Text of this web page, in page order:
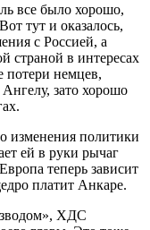
все было хорошо,
тут и оказалось,
с Россией, а
страной в интересах
потери немцев,
зато хорошо
изменения политики
ей в руки рычаг
теперь зависит
платит Анкаре.
ХДС